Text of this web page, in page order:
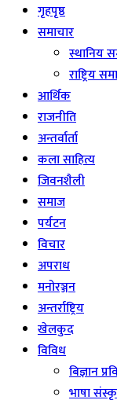
गृहपृष्ठ
समाचार
स्थानिय
राष्ट्रिय
आर्थिक
राजनीति
अन्तर्वार्ता
कला साहित्य
जिवनशैली
समाज
पर्यटन
विचार
अपराध
मनोरञ्जन
अन्तर्राष्ट्रिय
खेलकुद
विविध
बिज्ञान
भाषा